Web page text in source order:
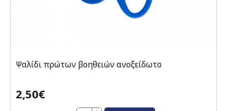
Ψαλίδι πρώτων βοηθειών ανοξείδωτο
2,50€